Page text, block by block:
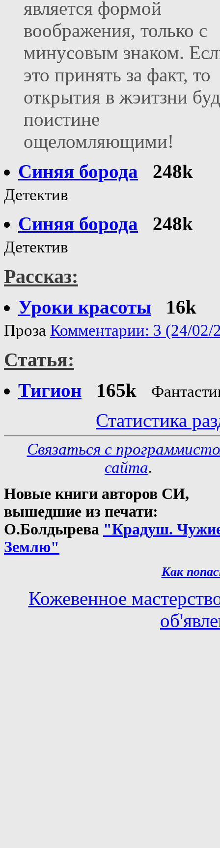
является формой
воображения, только с
минусовым знаком.
это принять за факт, то
открытия в жэитзни
поистине
ощеломляющими!
Синяя борода
248k
Детектив
Синяя борода 248k
Детектив
Рассказ:
Уроки красоты 16k
Проза Комментарии: 3 (24/02/
Статья:
Тигион 165k
Статистика
Связаться с
сайта.
Новые книги авторов СИ,
вышедшие из печати:
О.Болдырева "Крадуш.
Землю"
Как
Кожевенное